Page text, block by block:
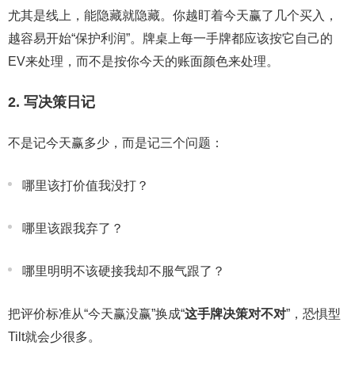
尤其是线上，能隐藏就隐藏。你越盯着今天赢了几个买入，
越容易开始“保护利润”。牌桌上每一手牌都应该按它自己的
EV来处理，而不是按你今天的账面颜色来处理。
2. 写决策日记
不是记今天赢多少，而是记三个问题：
哪里该打价值我没打？
哪里该跟我弃了？
哪里明明不该硬接我却不服气跟了？
把评价标准从“今天赢没赢”换成“这手牌决策对不对”，恐惧型
Tilt就会少很多。